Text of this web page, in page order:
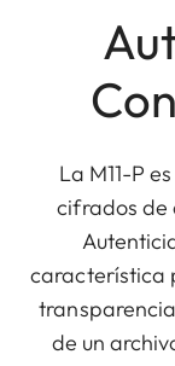
La M11-P
cifrados de
característica
de un